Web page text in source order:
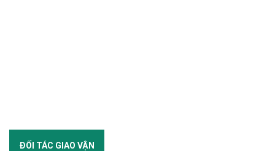
ĐỐI TÁC GIAO VẬN